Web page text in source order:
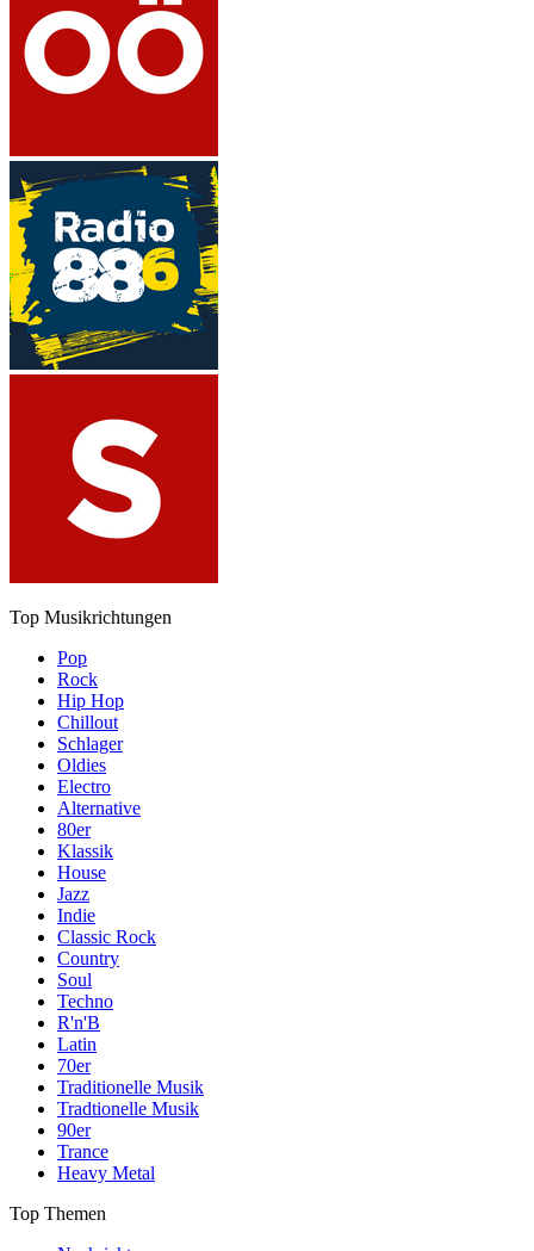
Top Musikrichtungen
Pop
Rock
Hip Hop
Chillout
Schlager
Oldies
Electro
Alternative
80er
Klassik
House
Jazz
Indie
Classic Rock
Country
Soul
Techno
R'n'B
Latin
70er
Traditionelle Musik
Tradtionelle Musik
90er
Trance
Heavy Metal
Top Themen